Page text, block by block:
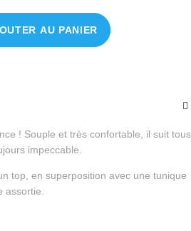
AU PANIER
! Souple et très confortable, il suit tous
impeccable.
top, en superposition avec une tunique
assortie.